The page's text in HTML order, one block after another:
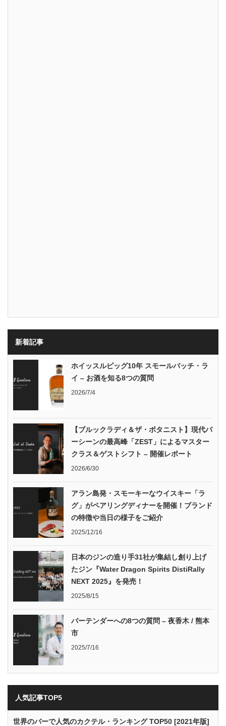
新着記事
ホイッスルピッグ10年 スモールバッチ・ラ
イ – お酒を知る8つの質問
2026/7/4
【ブルックラディ＆ザ・ボタニスト】現代バ
ーシーンの最高峰「ZEST」によるマスター
クラス＆ゲストシフト – 開催レポート
2026/6/30
アラン島発・スモーキーなウイスキー「ラ
グ」がペアリングディナーを開催！ブランド
の特徴や当日の様子をご紹介
2025/12/16
日本のジンの造り手31社が集結し創り上げ
たジン『Water Dragon Spirits DistiRally
NEXT 2025』を発売！
2025/8/15
バーテンダーへの8つの質問 – 夜香木 / 熊本
市
2025/7/16
人気記事TOP5
世界のバーで人気のカクテル・ランキング TOP50 [2021年版]